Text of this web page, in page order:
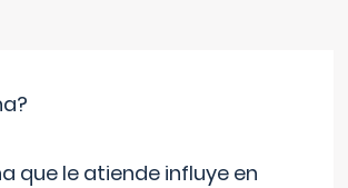
que le atiende influye en